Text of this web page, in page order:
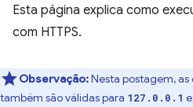
Esta página explica como
com HTTPS.
Observação:Nesta postagem,
também são válidas para 127.0.0.1 e